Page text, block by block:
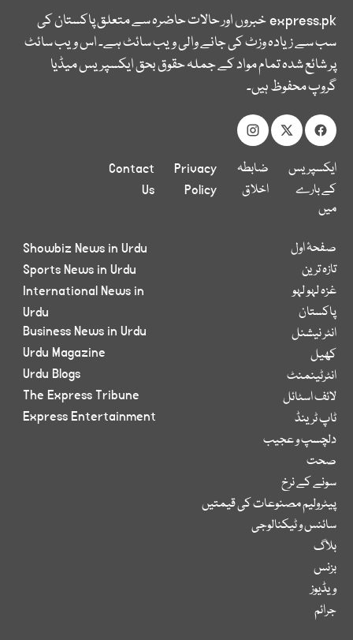
express.pkخبروں اور حالات حاضرہ سے متعلق پاکستان کی
سب سے زیادہ وزٹ کی جانے والی ویب سائٹ ہے۔ اس ویب سائٹ
پر شائع شدہ تمام مواد کے جملہ حقوق بحق ایکسپریس میڈیا
گروپ محفوظ ہیں۔
ایکسپریس
کے بارے
میں
ضابطہ
اخلاق
Privacy
Policy
Contact
Us
صفحۂ اول
تازہ ترین
غزہ لہو لہو
پاکستان
انٹر نیشنل
کھیل
انٹرٹینمنٹ
لائف اسٹائل
ٹاپ ٹرینڈ
دلچسپ و عجیب
صحت
سونے کے نرخ
پیٹرولیم مصنوعات کی قیمتیں
سائنس و ٹیکنالوجی
بلاگ
بزنس
ویڈیوز
جرائم
Showbiz News in Urdu
Sports News in Urdu
International News in
Urdu
Business News in Urdu
Urdu Magazine
Urdu Blogs
The Express Tribune
Express Entertainment